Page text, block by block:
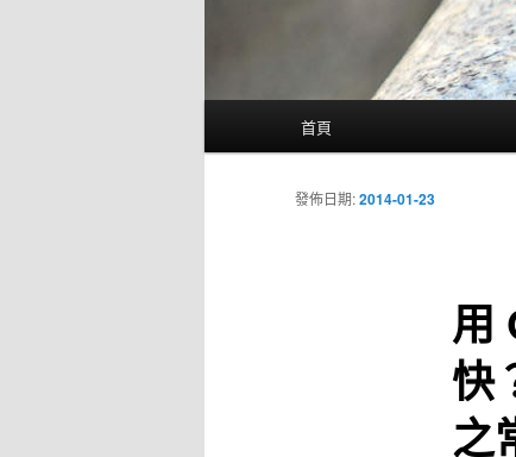
首頁
用
快
之
發佈日期:2014-01-23